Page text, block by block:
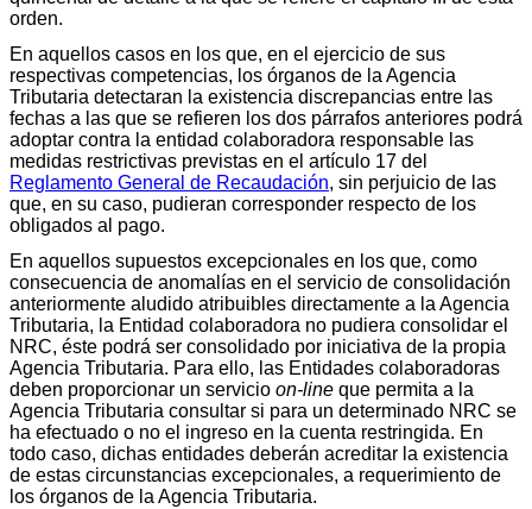
orden.
En aquellos casos en los que, en el ejercicio de sus
respectivas competencias, los órganos de la Agencia
Tributaria detectaran la existencia discrepancias entre las
fechas a las que se refieren los dos párrafos anteriores podrá
adoptar contra la entidad colaboradora responsable las
medidas restrictivas previstas en el artículo 17 del
Reglamento General de Recaudación, sin perjuicio de las
que, en su caso, pudieran corresponder respecto de los
obligados al pago.
En aquellos supuestos excepcionales en los que, como
consecuencia de anomalías en el servicio de consolidación
anteriormente aludido atribuibles directamente a la Agencia
Tributaria, la Entidad colaboradora no pudiera consolidar el
NRC, éste podrá ser consolidado por iniciativa de la propia
Agencia Tributaria. Para ello, las Entidades colaboradoras
deben proporcionar un servicio on-line que permita a la
Agencia Tributaria consultar si para un determinado NRC se
ha efectuado o no el ingreso en la cuenta restringida. En
todo caso, dichas entidades deberán acreditar la existencia
de estas circunstancias excepcionales, a requerimiento de
los órganos de la Agencia Tributaria.